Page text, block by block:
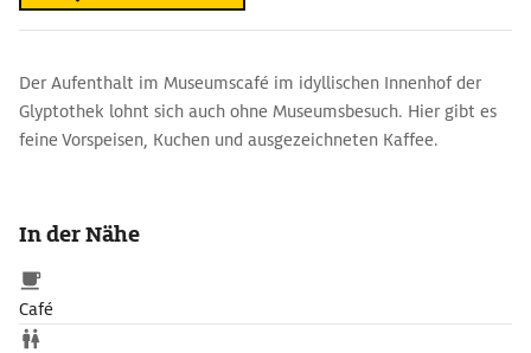
Der Aufenthalt im Museumscafé im idyllischen Innenhof der
Glyptothek lohnt sich auch ohne Museumsbesuch. Hier gibt es
feine Vorspeisen, Kuchen und ausgezeichneten Kaffee.
In der Nähe
Café